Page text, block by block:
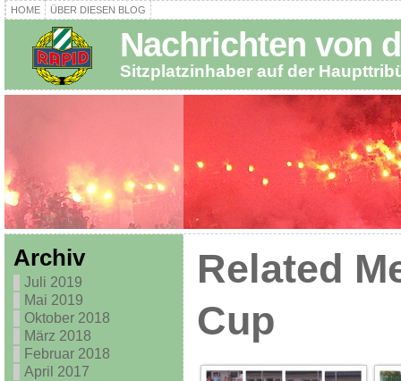
HOME ÜBER DIESEN BLOG
Nachrichten von
Sitzplatzinhaber auf der
Archiv
Juli 2019
Mai 2019
Oktober 2018
März 2018
Februar 2018
April 2017
Related
Cup